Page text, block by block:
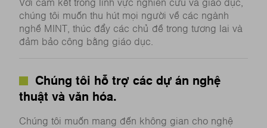
Với cam kết trong lĩnh vực nghiên cứu và giáo dục,
chúng tôi muốn thu hút mọi người về các ngành
nghề MINT, thúc đẩy các chủ đề trong tương lai và
đảm bảo công bằng giáo dục.
Chúng tôi hỗ trợ các dự án nghệ
thuật và văn hóa.
Chúng tôi muốn mang đến không gian cho nghệ